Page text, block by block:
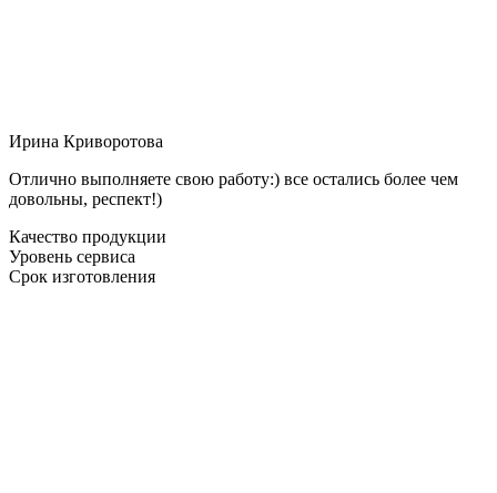
Ирина Криворотова
Отлично выполняете свою работу:) все остались более чем
довольны, респект!)
Качество продукции
Уровень сервиса
Срок изготовления